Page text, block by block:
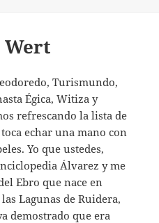
Wert
Turismundo,
Égica, Witiza y
refrescando la lista de
echar una mano con
Yo que ustedes,
Álvarez y me
Ebro que nace en
Lagunas de Ruidera,
demostrado que era